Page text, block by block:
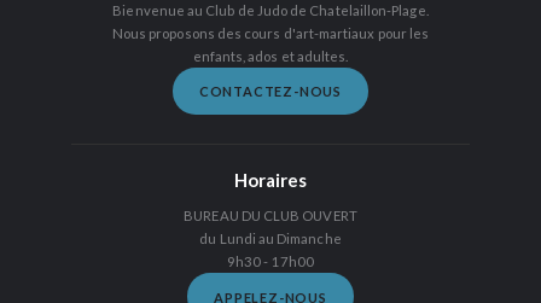
Bienvenue au Club de Judo de Chatelaillon-Plage.
Nous proposons des cours d'art-martiaux pour les
enfants, ados et adultes.
CONTACTEZ-NOUS
Horaires
BUREAU DU CLUB OUVERT
du Lundi au Dimanche
9h30 - 17h00
APPELEZ-NOUS